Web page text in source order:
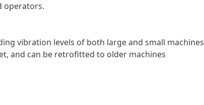
operators.
vibration levels of both large and small machines
and can be retrofitted to older machines